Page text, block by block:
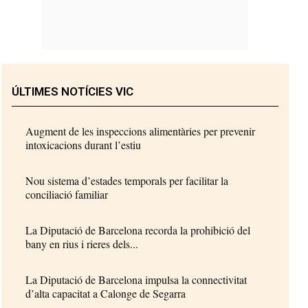
ÚLTIMES NOTÍCIES VIC
Augment de les inspeccions alimentàries per prevenir
intoxicacions durant l’estiu
Nou sistema d’estades temporals per facilitar la
conciliació familiar
La Diputació de Barcelona recorda la prohibició del
bany en rius i rieres dels...
La Diputació de Barcelona impulsa la connectivitat
d’alta capacitat a Calonge de Segarra